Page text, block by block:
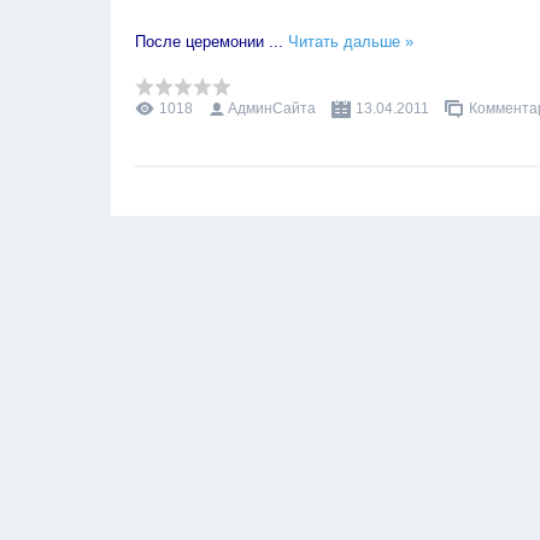
После церемонии ... Читать дальше »
1018 АдминСайта 13.04.2011